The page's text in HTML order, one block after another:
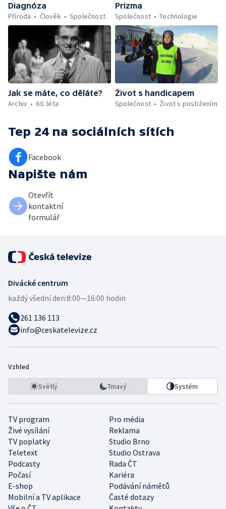
Diagnóza
Příroda
Člověk Společnost
Prizma
Společnost
Technologie
Jak se máte, co děláte?
Archiv
60. léta
Život s handicapem
Společnost
Život s postižením
Tep 24 na sociálních sítích
Facebook
Napište nám
Otevřít
kontaktní
formulář
Divácké centrum
každý všední den:8:00—16:00 hodin
261 136 113
info@ceskatelevize.cz
Vzhled
Světlý Tmavý Systém
TV program
Pro média
Živé vysílání
Reklama
TV poplatky
Studio Brno
Teletext
Studio Ostrava
Podcasty
Rada ČT
Počasí
Kariéra
E-shop
Podávání námětů
Mobilní a TV aplikace
Časté dotazy